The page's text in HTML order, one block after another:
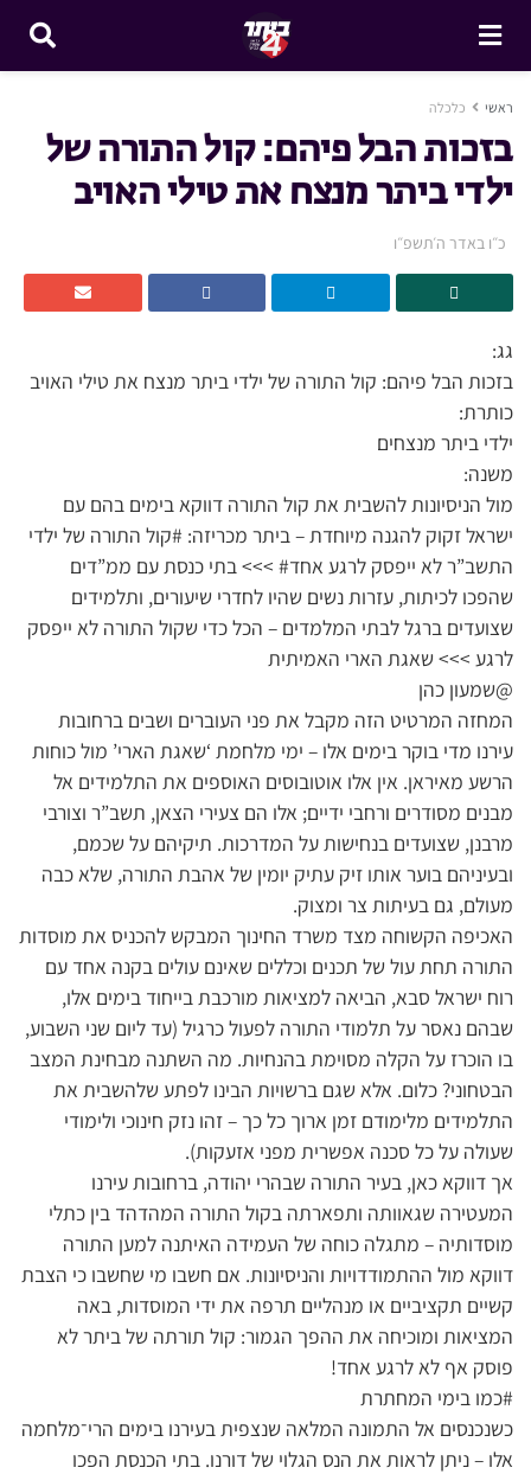
ראשי כלכלה
בזכות הבל פיהם: קול התורה של
ילדי ביתר מנצח את טילי האויב
כ״ו באדר ה׳תשפ״ו
גג:
בזכות הבל פיהם: קול התורה של ילדי ביתר מנצח את טילי האויב
כותרת:
ילדי ביתר מנצחים
משנה:
מול הניסיונות להשבית את קול התורה דווקא בימים בהם עם
ישראל זקוק להגנה מיוחדת – ביתר מכריזה: #קול התורה של ילדי
התשב”ר לא ייפסק לרגע אחד# >>> בתי כנסת עם ממ”דים
שהפכו לכיתות, עזרות נשים שהיו לחדרי שיעורים, ותלמידים
שצועדים ברגל לבתי המלמדים – הכל כדי שקול התורה לא ייפסק
לרגע >>> שאגת הארי האמיתית
@שמעון כהן
המחזה המרטיט הזה מקבל את פני העוברים ושבים ברחובות
עירנו מדי בוקר בימים אלו – ימי מלחמת ‘שאגת הארי’ מול כוחות
הרשע מאיראן. אין אלו אוטובוסים האוספים את התלמידים אל
מבנים מסודרים ורחבי ידיים; אלו הם צעירי הצאן, תשב”ר וצורבי
מרבנן, שצועדים בנחישות על המדרכות. תיקיהם על שכמם,
ובעיניהם בוער אותו זיק עתיק יומין של אהבת התורה, שלא כבה
מעולם, גם בעיתות צר ומצוק.
האכיפה הקשוחה מצד משרד החינוך המבקש להכניס את מוסדות
התורה תחת עול של תכנים וכללים שאינם עולים בקנה אחד עם
רוח ישראל סבא, הביאה למציאות מורכבת בייחוד בימים אלו,
שבהם נאסר על תלמודי התורה לפעול כרגיל (עד ליום שני השבוע,
בו הוכרז על הקלה מסוימת בהנחיות. מה השתנה מבחינת המצב
הבטחוני? כלום. אלא שגם ברשויות הבינו לפתע שלהשבית את
התלמידים מלימודם זמן ארוך כל כך – זהו נזק חינוכי ולימודי
שעולה על כל סכנה אפשרית מפני אזעקות).
אך דווקא כאן, בעיר התורה שבהרי יהודה, ברחובות עירנו
המעטירה שגאוותה ותפארתה בקול התורה המהדהד בין כתלי
מוסדותיה – מתגלה כוחה של העמידה האיתנה למען התורה
דווקא מול ההתמודדויות והניסיונות. אם חשבו מי שחשבו כי הצבת
קשיים תקציביים או מנהליים תרפה את ידי המוסדות, באה
המציאות ומוכיחה את ההפך הגמור: קול תורתה של ביתר לא
פוסק אף לא לרגע אחד!
#כמו בימי המחתרת
כשנכנסים אל התמונה המלאה שנצפית בעירנו בימים הרי־מלחמה
אלו – ניתן לראות את הנס הגלוי של דורנו. בתי הכנסת הפכו